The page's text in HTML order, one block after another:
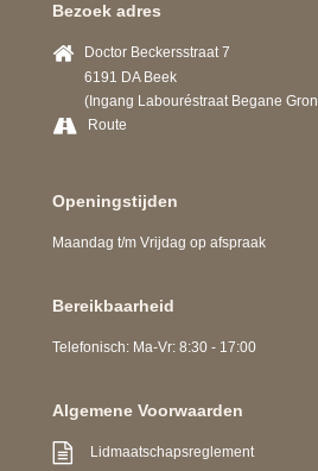
Bezoek adres
Doctor Beckersstraat 7
6191 DA Beek
(Ingang Labouréstraat Begane
Route
Openingstijden
Maandag t/m Vrijdag op afspraak
Bereikbaarheid
Telefonisch: Ma-Vr: 8:30 - 17:00
Algemene Voorwaarden
Lidmaatschapsreglement